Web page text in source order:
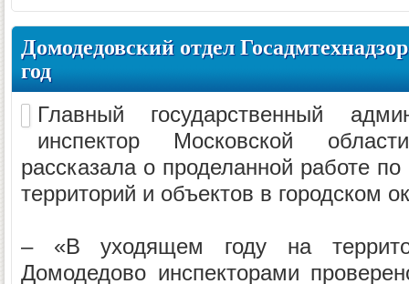
Домодедовский отдел
год
Главный государственный
инспектор Московской
рассказала о проделанной работе
территорий и объектов в городском
– «В уходящем году на
Домодедово инспекторами